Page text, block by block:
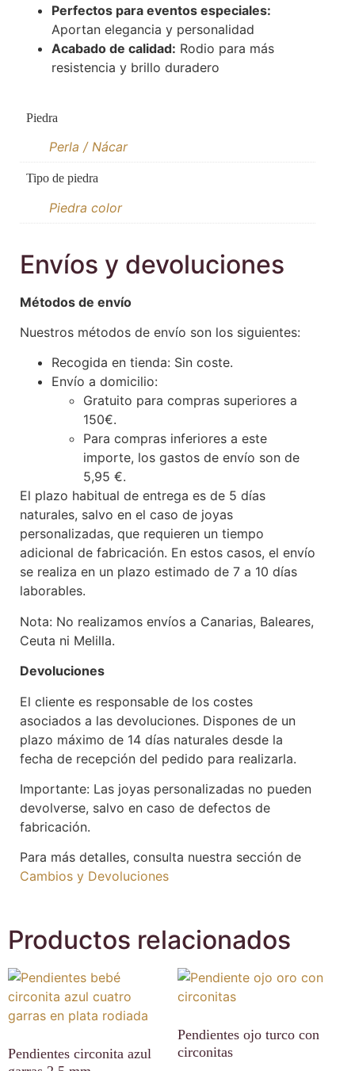
Perfectos para eventos especiales:
Aportan elegancia y personalidad
Acabado de calidad: Rodio para más
resistencia y brillo duradero
Piedra
Perla / Nácar
Tipo de piedra
Piedra color
Envíos y devoluciones
Métodos de envío
Nuestros métodos de envío son los siguientes:
Recogida en tienda: Sin coste.
Envío a domicilio:
Gratuito para compras superiores a
150€.
Para compras inferiores a este
importe, los gastos de envío son de
5,95 €.
El plazo habitual de entrega es de 5 días
naturales, salvo en el caso de joyas
personalizadas, que requieren un tiempo
adicional de fabricación. En estos casos, el envío
se realiza en un plazo estimado de 7 a 10 días
laborables.
Nota: No realizamos envíos a Canarias, Baleares,
Ceuta ni Melilla.
Devoluciones
El cliente es responsable de los costes
asociados a las devoluciones. Dispones de un
plazo máximo de 14 días naturales desde la
fecha de recepción del pedido para realizarla.
Importante: Las joyas personalizadas no pueden
devolverse, salvo en caso de defectos de
fabricación.
Para más detalles, consulta nuestra sección de
Cambios y Devoluciones
Productos relacionados
Pendientes circonita azul
Pendientes ojo turco con
circonitas